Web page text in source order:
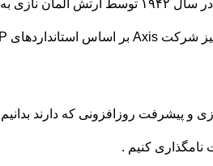
را اختراع کرده است . این روند با دوربین های آنالوگ
نامگذاری کنیم .